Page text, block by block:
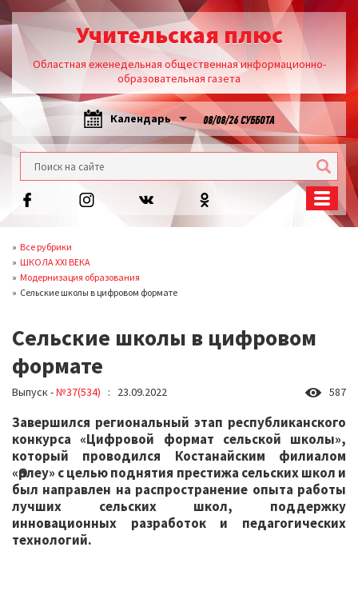
Учительская плюс
Областная еженедельная общественная информационно-
образовательная газета
Календарь 08/08/26 СУББОТА
Все рубрики
ШКОЛА XXI ВЕКА
Модернизация образования
Сельские школы в цифровом формате
Сельские школы в цифровом
формате
Выпуск -№37(534) : 23.09.2022 587
Завершился региональный этап республиканского
конкурса «Цифровой формат сельской школы»,
который проводился Костанайским филиалом
«Өрлеу» с целью поднятия престижа сельских школ и
был направлен на распространение опыта работы
лучших сельских школ, поддержку
инновационных разработок и педагогических
технологий.